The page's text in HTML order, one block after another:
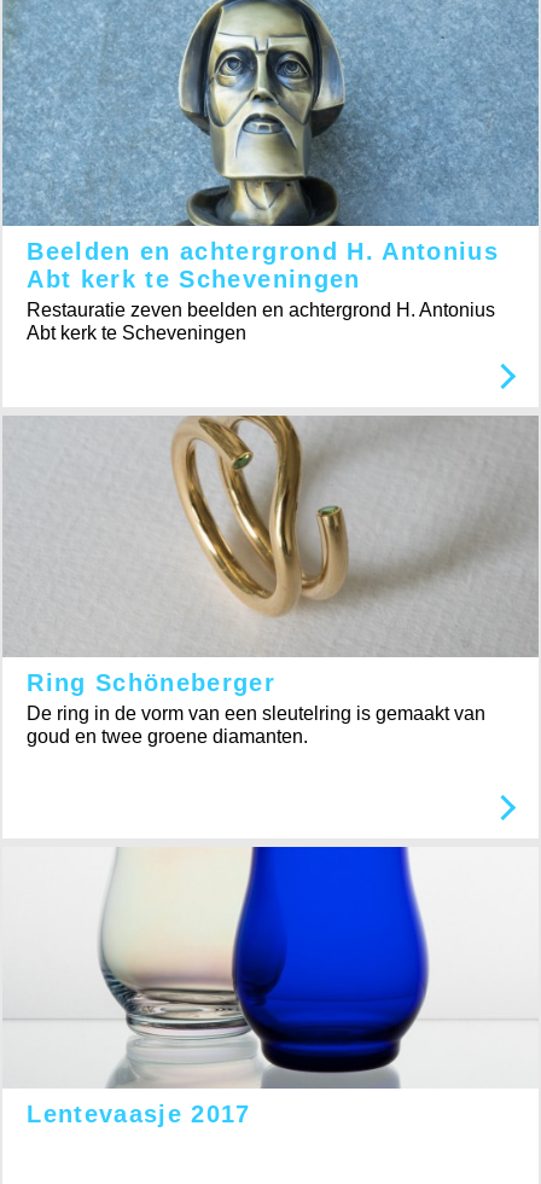
Beelden en achtergrond H. Antonius
Abt kerk te Scheveningen
Restauratie zeven beelden en achtergrond H. Antonius
Abt kerk te Scheveningen
Ring Schöneberger
De ring in de vorm van een sleutelring is gemaakt van
goud en twee groene diamanten.
Lentevaasje 2017